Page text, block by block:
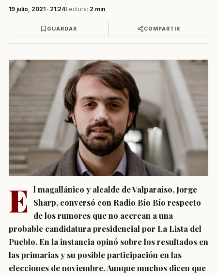
19 julio, 2021 · 21:24Lectura: 2 min
GUARDAR COMPARTIR
E l magallánico y alcalde de Valparaíso, Jorge
Sharp, conversó con Radio Bío Bío respecto
de los rumores que no acercan a una
probable candidatura presidencial por La Lista del
Pueblo. En la instancia opinó sobre los resultados en
las primarias y su posible participación en las
elecciones de noviembre. Aunque muchos dicen que